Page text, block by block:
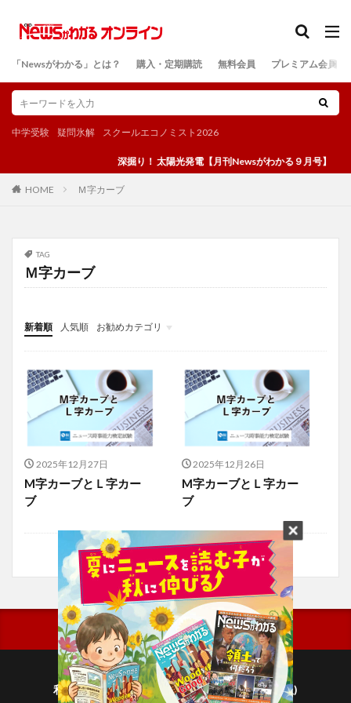
「Newsがわかる」とは？ 購入・定期購読 無料会員 プレミアム会員
中学受験 疑問氷解 スクールエコノミスト2026
深掘り！ 太陽光発電【月刊Newsがわかる９月号】
HOME Ｍ字カーブ
TAG
Ｍ字カーブ
新着順 人気順
お勧めカテゴリ
投稿
学び
マンガ
電子書籍
2025年12月27日
M字カーブとＬ字カー
ブ
2025年12月26日
M字カーブとＬ字カー
ブ
利用規約
プライバシーポリシー(毎日新聞出版)
検索